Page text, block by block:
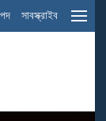
সাবস্ক্রাইব